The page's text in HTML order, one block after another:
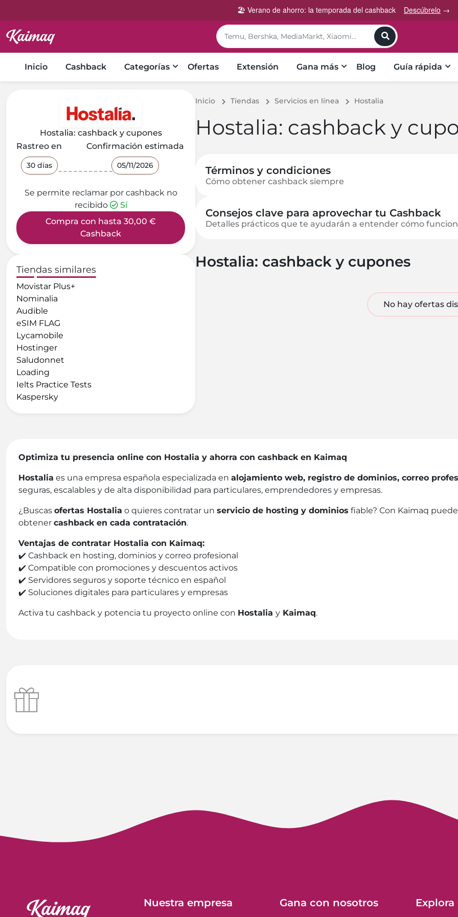
🏖️ Verano de ahorro: la temporada del cashback Descúbrelo →
toggle
Inicio Cashback Categorías Ofertas Extensión Gana más Blog Guía rápida
Hostalia: cashback y cupones
Rastreo en
30 días
Confirmación estimada
05/11/2026
Se permite reclamar por cashback no
recibido
Sí
Compra con hasta 30,00 €
Cashback
Tiendas similares
Movistar Plus+
Nominalia
Audible
eSIM FLAG
Lycamobile
Hostinger
Saludonnet
Loading
Ielts Practice Tests
Kaspersky
Inicio Tiendas Servicios en línea Hostalia
Hostalia: cashback y
Términos y condiciones
Cómo obtener cashback siempre
Consejos clave para aprovechar tu Cashback
Detalles prácticos que te ayudarán a entender cómo
Hostalia: cashback y cupones
No hay ofertas
Optimiza tu presencia online con Hostalia y ahorra con cashback en Kaimaq
Hostalia es una empresa española especializada en alojamiento web, registro de dominios, correo
seguras, escalables y de alta disponibilidad para particulares, emprendedores y empresas.
¿Buscas ofertas Hostalia o quieres contratar un servicio de hosting y dominios fiable? Con Kaimaq
obtener cashback en cada contratación.
Ventajas de contratar Hostalia con Kaimaq:
✔️ Cashback en hosting, dominios y correo profesional
✔️ Compatible con promociones y descuentos activos
✔️ Servidores seguros y soporte técnico en español
✔️ Soluciones digitales para particulares y empresas
Activa tu cashback y potencia tu proyecto online con Hostalia y Kaimaq.
Nuestra empresa Gana con nosotros Explora